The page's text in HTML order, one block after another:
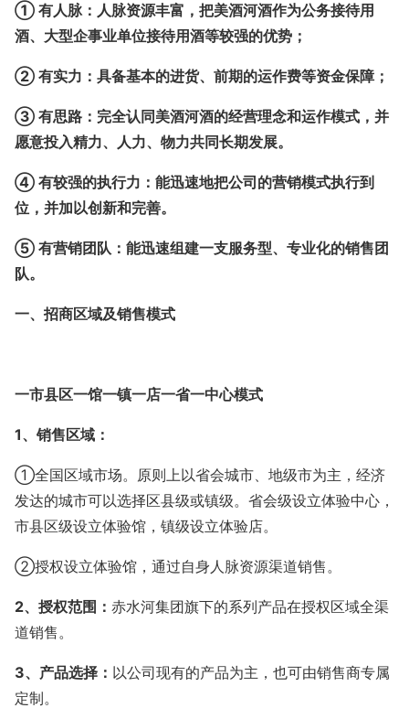
① 有人脉：人脉资源丰富，把美酒河酒作为公务接待用
酒、大型企事业单位接待用酒等较强的优势；
② 有实力：具备基本的进货、前期的运作费等资金保障；
③ 有思路：完全认同美酒河酒的经营理念和运作模式，并
愿意投入精力、人力、物力共同长期发展。
④ 有较强的执行力：能迅速地把公司的营销模式执行到
位，并加以创新和完善。
⑤ 有营销团队：能迅速组建一支服务型、专业化的销售团
队。
一、招商区域及销售模式
一市县区一馆一镇一店一省一中心模式
1、销售区域：
①全国区域市场。原则上以省会城市、地级市为主，经济
发达的城市可以选择区县级或镇级。省会级设立体验中心，
市县区级设立体验馆，镇级设立体验店。
②授权设立体验馆，通过自身人脉资源渠道销售。
2、授权范围： 赤水河集团旗下的系列产品在授权区域全渠
道销售。
3、产品选择： 以公司现有的产品为主，也可由销售商专属
定制。